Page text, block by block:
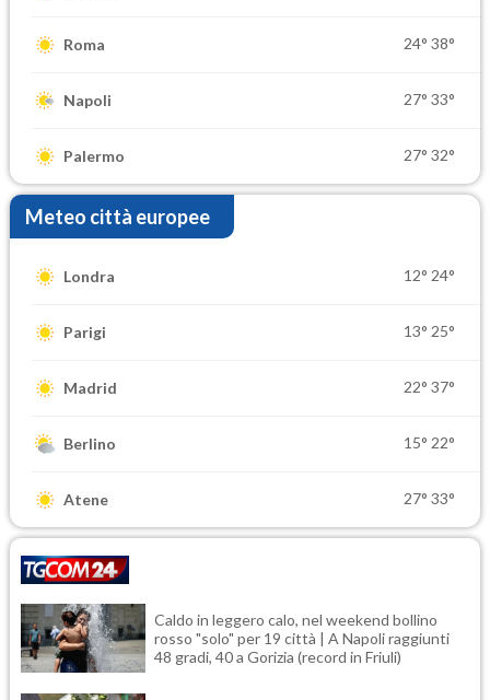
Roma 24° 38°
Napoli 27° 33°
Palermo 27° 32°
Meteo città europee
Londra 12° 24°
Parigi 13° 25°
Madrid 22° 37°
Berlino 15° 22°
Atene 27° 33°
Caldo in leggero calo, nel weekend bollino
rosso "solo" per 19 città | A Napoli raggiunti
48 gradi, 40 a Gorizia (record in Friuli)